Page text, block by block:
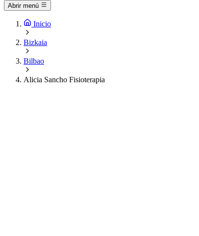
Abrir menú
Inicio
Bizkaia
Bilbao
Alicia Sancho Fisioterapia